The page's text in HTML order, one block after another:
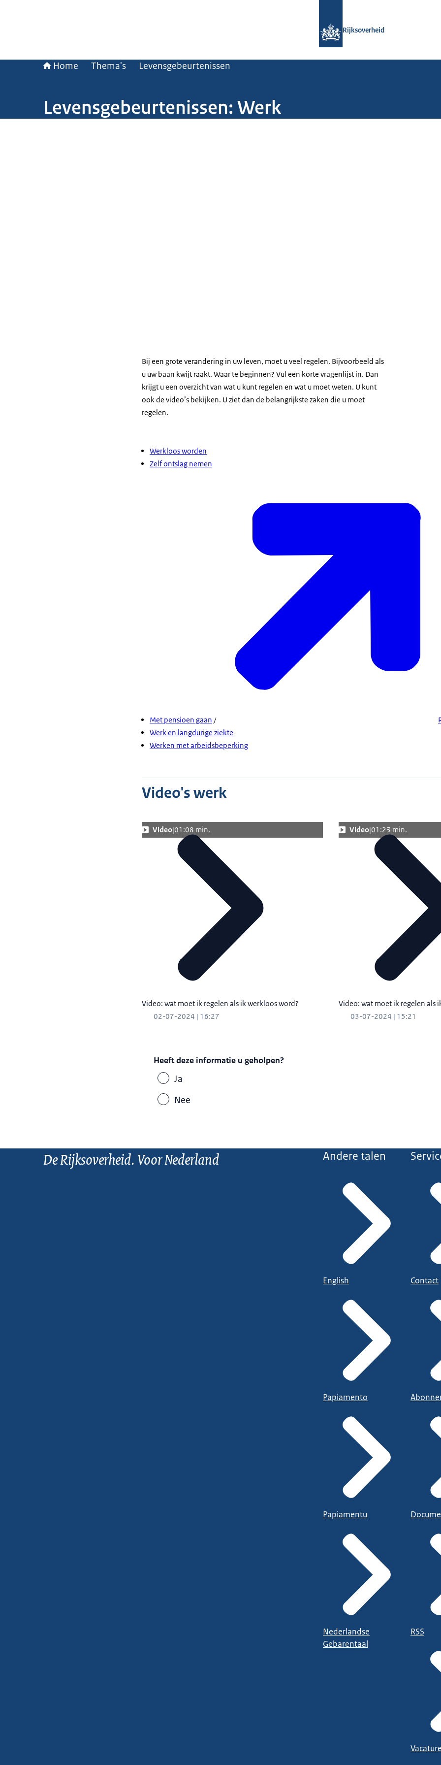
Rijksoverheid
Home Thema's Levensgebeurtenissen
Levensgebeurtenissen: Werk
Bij een grote verandering in uw leven, moet u veel regelen. Bijvoorbeeld als
u uw baan kwijt raakt. Waar te beginnen? Vul een korte vragenlijst in. Dan
krijgt u een overzicht van wat u kunt regelen en wat u moet weten. U kunt
ook de video’s bekijken. U ziet dan de belangrijkste zaken die u moet
regelen.
Werkloos worden
Zelf ontslag nemen
Met pensioen gaan /
Werk en langdurige ziekte
Werken met arbeidsbeperking
Video's werk
Video 01:08 min.
Video: wat moet ik regelen als ik werkloos word?
02-07-2024 | 16:27
Video 01:23 min.
Video: wat moet ik regelen als
03-07-2024 | 15:21
Heeft deze informatie u geholpen?
Ja
Nee
De Rijksoverheid. Voor Nederland Andere talen
English
Papiamento
Papiamentu
Nederlandse
Gebarentaal
Contact
RSS